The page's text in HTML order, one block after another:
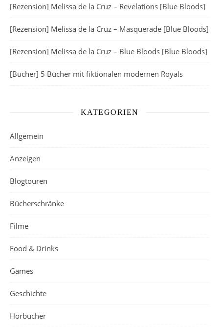
[Rezension] Melissa de la Cruz – Revelations [Blue Bloods]
[Rezension] Melissa de la Cruz – Masquerade [Blue Bloods]
[Rezension] Melissa de la Cruz – Blue Bloods [Blue Bloods]
[Bücher] 5 Bücher mit fiktionalen modernen Royals
KATEGORIEN
Allgemein
Anzeigen
Blogtouren
Bücherschränke
Filme
Food & Drinks
Games
Geschichte
Hörbücher